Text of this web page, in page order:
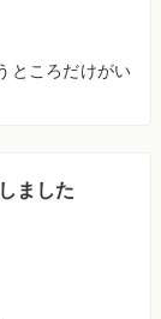
ところだけがい
ました